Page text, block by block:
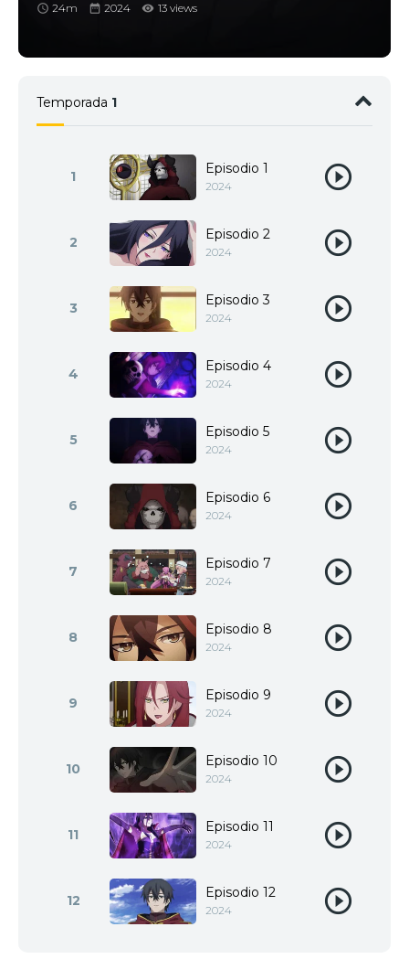
24m 2024 13 views
Temporada 1
1 Episodio 1
2024
2 Episodio 2
2024
3 Episodio 3
2024
4 Episodio 4
2024
5 Episodio 5
2024
6 Episodio 6
2024
7 Episodio 7
2024
8 Episodio 8
2024
9 Episodio 9
2024
10 Episodio 10
2024
11 Episodio 11
2024
12 Episodio 12
2024